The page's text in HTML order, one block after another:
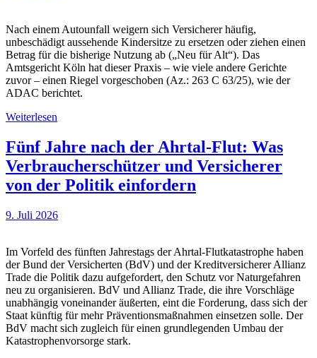
Nach einem Autounfall weigern sich Versicherer häufig,
unbeschädigt aussehende Kindersitze zu ersetzen oder ziehen einen
Betrag für die bisherige Nutzung ab („Neu für Alt“). Das
Amtsgericht Köln hat dieser Praxis – wie viele andere Gerichte
zuvor – einen Riegel vorgeschoben (Az.: 263 C 63/25), wie der
ADAC berichtet.
Weiterlesen
Fünf Jahre nach der Ahrtal-Flut: Was
Verbraucherschützer und Versicherer
von der Politik einfordern
9. Juli 2026
Im Vorfeld des fünften Jahrestags der Ahrtal-Flutkatastrophe haben
der Bund der Versicherten (BdV) und der Kreditversicherer Allianz
Trade die Politik dazu aufgefordert, den Schutz vor Naturgefahren
neu zu organisieren. BdV und Allianz Trade, die ihre Vorschläge
unabhängig voneinander äußerten, eint die Forderung, dass sich der
Staat künftig für mehr Präventionsmaßnahmen einsetzen solle. Der
BdV macht sich zugleich für einen grundlegenden Umbau der
Katastrophenvorsorge stark.